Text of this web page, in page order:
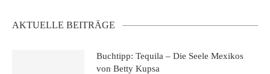
AKTUELLE BEITRÄGE
Buchtipp: Tequila – Die Seele Mexikos
von Betty Kupsa